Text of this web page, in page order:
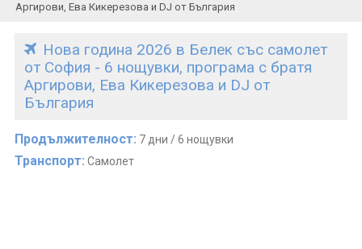
Турция
Гърция
Екскурзии
Аргирови, Ева Кикерезова и DJ от България
Нова година 2026 в Белек със самолет
от София - 6 нощувки, програма с братя
Аргирови, Ева Кикерезова и DJ от
България
Продължителност: 7 дни / 6 нощувки
Транспорт: Самолет